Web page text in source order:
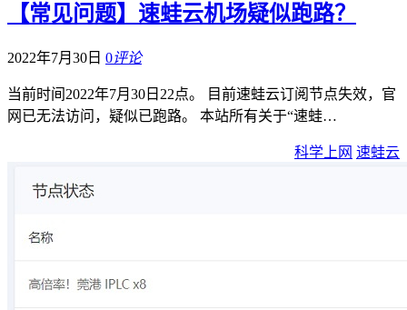
【常见问题】速蛙云机场疑似跑路？
2022年7月30日 0评论
当前时间2022年7月30日22点。 目前速蛙云订阅节点失效，官
网已无法访问，疑似已跑路。 本站所有关于“速蛙…
科学上网 速蛙云